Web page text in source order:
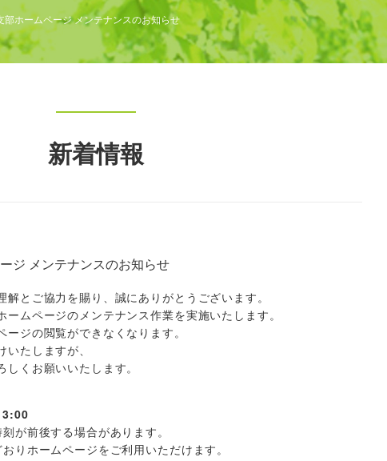
部ホームページ メンテナンスのお知らせ
新着情報
ジ メンテナンスのお知らせ
とご協力を賜り、誠にありがとうございます。
ムページのメンテナンス作業を実施いたします。
ジの閲覧ができなくなります。
たしますが、
くお願いいたします。
が前後する場合があります。
りホームページをご利用いただけます。